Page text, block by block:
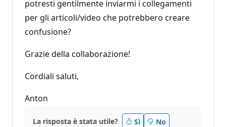
potresti gentilmente inviarmi i collegamenti
per gli articoli/video che potrebbero creare
confusione?
Grazie della collaborazione!
Cordiali saluti,
Anton
La risposta è stata utile? Sì No